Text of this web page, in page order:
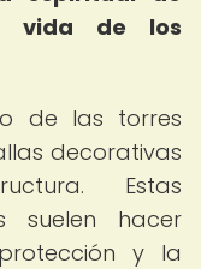
vida de los
de las torres
decorativas
Estas
suelen hacer
y la